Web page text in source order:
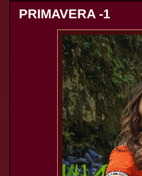
PRIMAVERA -1